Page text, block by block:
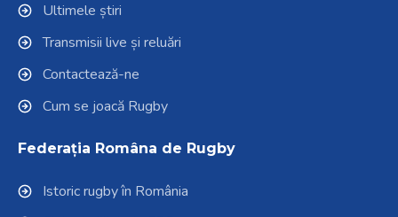
Ultimele știri
Transmisii live și reluări
Contactează-ne
Cum se joacă Rugby
Federația Româna de Rugby
Istoric rugby în România